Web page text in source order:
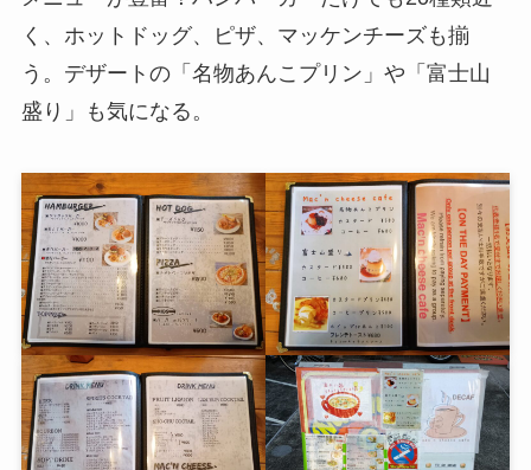
く、ホットドッグ、ピザ、マッケンチーズも揃
う。デザートの「名物あんこプリン」や「富士山
盛り」も気になる。